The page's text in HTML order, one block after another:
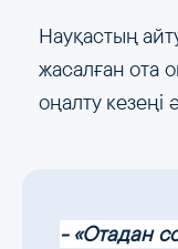
Науқастың
жасалған ота
оңалту кезеңі
- «Отадан